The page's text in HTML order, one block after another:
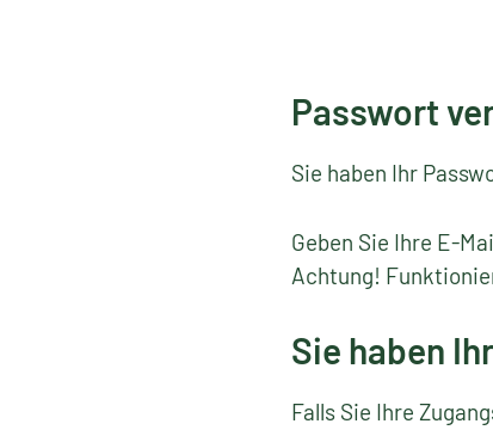
Passwort
Sie haben Ihr
Geben Sie Ihre E-
Achtung!
Sie haben
Falls Sie Ihre